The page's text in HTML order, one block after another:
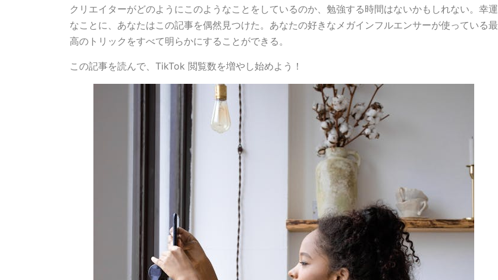
クリエイターがどのようにこのようなことをしているのか、勉強する時間はないかもしれない。幸運
なことに、あなたはこの記事を偶然見つけた。あなたの好きなメガインフルエンサーが使っている最
高のトリックをすべて明らかにすることができる。
この記事を読んで、TikTok 閲覧数を増やし始めよう！